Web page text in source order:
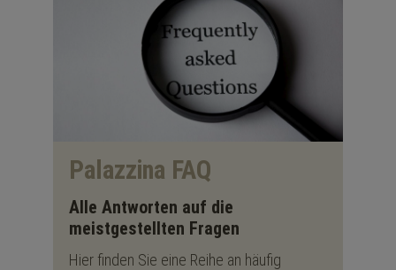
Palazzina FAQ
Alle Antworten auf die
meistgestellten Fragen
Hier finden Sie eine Reihe an häufig